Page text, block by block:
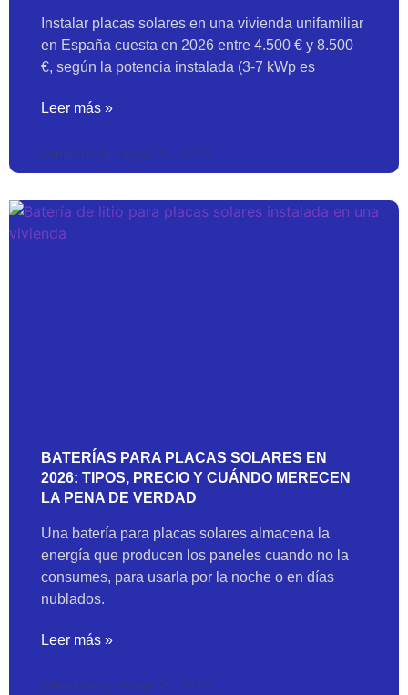
Instalar placas solares en una vivienda unifamiliar
en España cuesta en 2026 entre 4.500 € y 8.500
€, según la potencia instalada (3-7 kWp es
Leer más »
admahrteng mayo 25, 2026
BATERÍAS PARA PLACAS SOLARES EN
2026: TIPOS, PRECIO Y CUÁNDO MERECEN
LA PENA DE VERDAD
Una batería para placas solares almacena la
energía que producen los paneles cuando no la
consumes, para usarla por la noche o en días
nublados.
Leer más »
admahrteng mayo 25, 2026